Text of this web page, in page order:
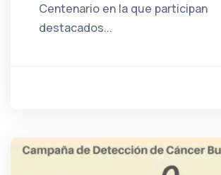
Centenario en la que participan
destacados...